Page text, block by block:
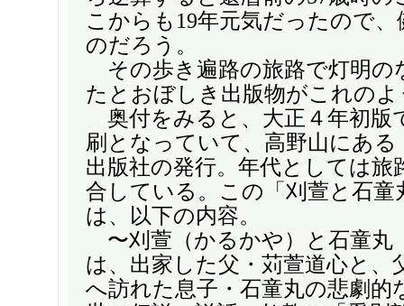
こからも19年元気だったので
のだろう。
その歩き遍路の旅路で灯明の
たとおぼしき出版物がこれのよ
奥付をみると、大正４年初版
刷となっていて、高野山にあ
出版社の発行。年代としては旅
合している。この「刈萱と石童
は、以下の内容。
〜刈萱（かるかや）と石童丸
は、出家した父・苅萱道心と、
へ訪れた息子・石童丸の悲劇的